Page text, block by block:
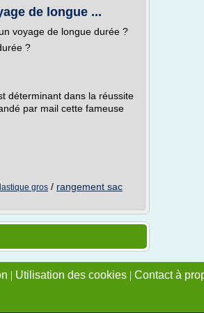
de longue ...
voyage de longue durée ?
?
déterminant dans la réussite
par mail cette fameuse
gros / rangement sac
| Utilisation des cookies | Contact à